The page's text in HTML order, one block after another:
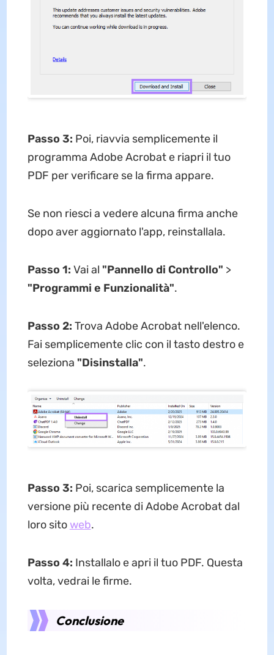
Passo 3: Poi, riavvia semplicemente il
programma Adobe Acrobat e riapri il tuo
PDF per verificare se la firma appare.
Se non riesci a vedere alcuna firma anche
dopo aver aggiornato l'app, reinstallala.
Passo 1: Vai al "Pannello di Controllo" >
"Programmi e Funzionalità".
Passo 2: Trova Adobe Acrobat nell'elenco.
Fai semplicemente clic con il tasto destro e
seleziona "Disinstalla".
Passo 3: Poi, scarica semplicemente la
versione più recente di Adobe Acrobat dal
loro sitoweb.
Passo 4: Installalo e apri il tuo PDF. Questa
volta, vedrai le firme.
Conclusione